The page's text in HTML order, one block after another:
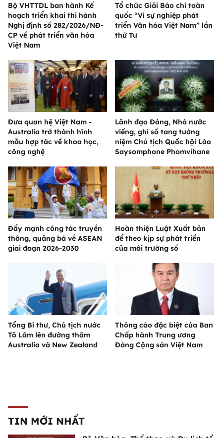
Bộ VHTTDL ban hành Kế
hoạch triển khai thi hành
Nghị định số 282/2026/NĐ-
CP về phát triển văn hóa
Việt Nam
Tổ chức Giải Báo chí toàn
quốc “Vì sự nghiệp phát
triển Văn hóa Việt Nam” lần
thứ Tư
Đưa quan hệ Việt Nam -
Australia trở thành hình
mẫu hợp tác về khoa học,
công nghệ
Lãnh đạo Đảng, Nhà nước
viếng, ghi sổ tang tưởng
niệm Chủ tịch Quốc hội Lào
Saysomphone Phomvihane
Đẩy mạnh công tác truyền
thông, quảng bá về ASEAN
giai đoạn 2026-2030
Hoàn thiện Luật Xuất bản
để theo kịp sự phát triển
của môi trường số
Tổng Bí thư, Chủ tịch nước
Tô Lâm lên đường thăm
Australia và New Zealand
Thông cáo đặc biệt của Ban
Chấp hành Trung ương
Đảng Cộng sản Việt Nam
TIN MỚI NHẤT